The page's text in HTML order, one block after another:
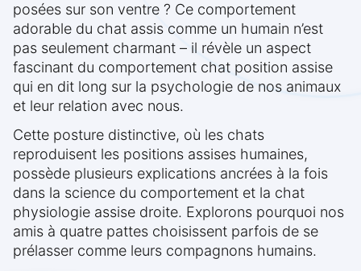
posées sur son ventre ? Ce comportement
adorable du chat assis comme un humain n’est
pas seulement charmant – il révèle un aspect
fascinant du comportement chat position assise
qui en dit long sur la psychologie de nos animaux
et leur relation avec nous.
Cette posture distinctive, où les chats
reproduisent les positions assises humaines,
possède plusieurs explications ancrées à la fois
dans la science du comportement et la chat
physiologie assise droite. Explorons pourquoi nos
amis à quatre pattes choisissent parfois de se
prélasser comme leurs compagnons humains.